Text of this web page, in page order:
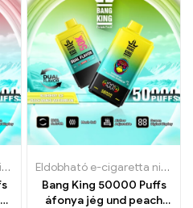
Svédország,Eldobható e-
Luxemburg ,Eldobható e-
,Eldobható e-cigaretta Luxemburg
Eldobható e-cigaretta nikotinnal ,Eldobható e-cigaretta,
Eldobható e-cigaretta nikotinnal
Bang King 50000 Puffs
áfonya jég und peach